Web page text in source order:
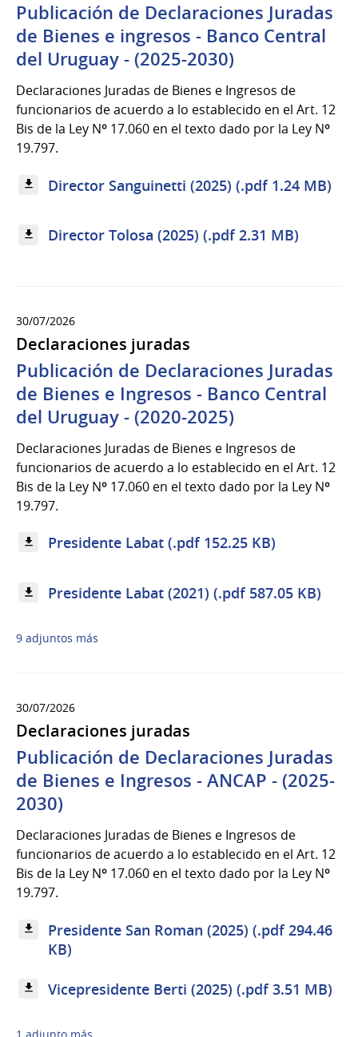
Publicación de Declaraciones Juradas
de Bienes e ingresos - Banco Central
del Uruguay - (2025-2030)
Declaraciones Juradas de Bienes e Ingresos de
funcionarios de acuerdo a lo establecido en el Art. 12
Bis de la Ley Nº 17.060 en el texto dado por la Ley Nº
19.797.
Director Sanguinetti (2025) (.pdf 1.24 MB)
Director Tolosa (2025) (.pdf 2.31 MB)
30/07/2026
Declaraciones juradas
Publicación de Declaraciones Juradas
de Bienes e Ingresos - Banco Central
del Uruguay - (2020-2025)
Declaraciones Juradas de Bienes e Ingresos de
funcionarios de acuerdo a lo establecido en el Art. 12
Bis de la Ley Nº 17.060 en el texto dado por la Ley Nº
19.797.
Presidente Labat (.pdf 152.25 KB)
Presidente Labat (2021) (.pdf 587.05 KB)
9 adjuntos más
30/07/2026
Declaraciones juradas
Publicación de Declaraciones Juradas
de Bienes e Ingresos - ANCAP - (2025-
2030)
Declaraciones Juradas de Bienes e Ingresos de
funcionarios de acuerdo a lo establecido en el Art. 12
Bis de la Ley Nº 17.060 en el texto dado por la Ley Nº
19.797.
Presidente San Roman (2025) (.pdf 294.46
KB)
Vicepresidente Berti (2025) (.pdf 3.51 MB)